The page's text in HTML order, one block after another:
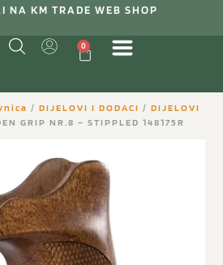
NA KM TRADE WEB SHOP
0
/ DIJELOVI I DODACI / DIJELOVI
GRIP NR.8 – STIPPLED 148175R